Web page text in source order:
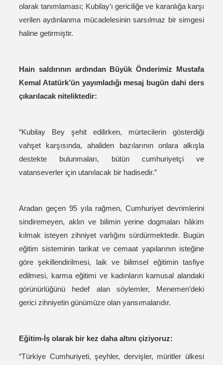
olarak tanımlaması; Kubilay’ı gericiliğe ve karanlığa karşı
verilen aydınlanma mücadelesinin sarsılmaz bir simgesi
haline getirmiştir.
Hain saldırının ardından Büyük Önderimiz Mustafa
Kemal Atatürk’ün yayımladığı mesaj bugün dahi ders
çıkarılacak niteliktedir:
“Kubilay Bey şehit edilirken, mürtecilerin gösterdiği
vahşet karşısında, ahaliden bazılarının onlara alkışla
destekte bulunmaları, bütün cumhuriyetçi ve
vatanseverler için utanılacak bir hadisedir.”
Aradan geçen 95 yıla rağmen, Cumhuriyet devrimlerini
sindiremeyen, aklın ve bilimin yerine dogmaları hâkim
kılmak isteyen zihniyet varlığını sürdürmektedir. Bugün
eğitim sisteminin tarikat ve cemaat yapılarının isteğine
göre şekillendirilmesi, laik ve bilimsel eğitimin tasfiye
edilmesi, karma eğitimi ve kadınların kamusal alandaki
görünürlüğünü hedef alan söylemler, Menemen’deki
gerici zihniyetin günümüze olan yansımalarıdır.
Eğitim-İş olarak bir kez daha altını çiziyoruz:
“Türkiye Cumhuriyeti, şeyhler, dervişler, müritler ülkesi